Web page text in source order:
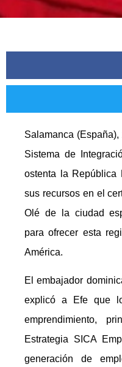
Salamanca
Sistema de
ostenta la República
sus recursos en el
Olé de la ciudad
para ofrecer esta
América.
El embajador
explicó a Efe que
emprendimiento,
Estrategia SICA
generación de